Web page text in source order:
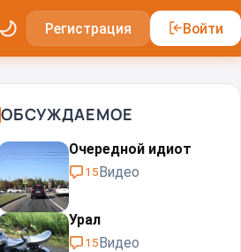
Регистрация Войти
ОБСУЖДАЕМОЕ
Очередной идиот
15Видео
Урал⁠⁠
15Видео